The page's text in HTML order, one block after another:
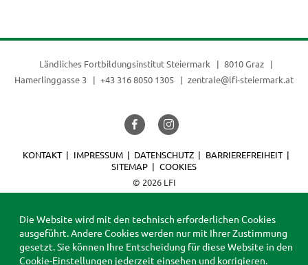
Ländliches Fortbildungsinstitut Steiermark
8010 Graz
Hamerlinggasse 3
+43 316 8050 1305 zentrale@lfi-steiermark.at
© 2026 LFI
KONTAKT IMPRESSUM DATENSCHUTZ
BARRIEREFREIHEIT
SITEMAP
COOKIES
Die Website wird mit den technisch erforderlichen Cookies
ausgeführt. Andere Cookies werden nur mit Ihrer Zustimmung
gesetzt. Sie können Ihre Entscheidung für diese Website in den
Cookie-Einstellungen jederzeit einsehen und korrigieren.